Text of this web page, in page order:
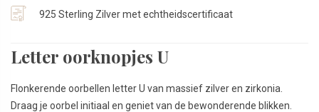
925 Sterling Zilver met echtheidscertificaat
Letter oorknopjes U
Flonkerende oorbellen letter U van massief zilver en zirkonia.
Draag je oorbel initiaal en geniet van de bewonderende blikken.